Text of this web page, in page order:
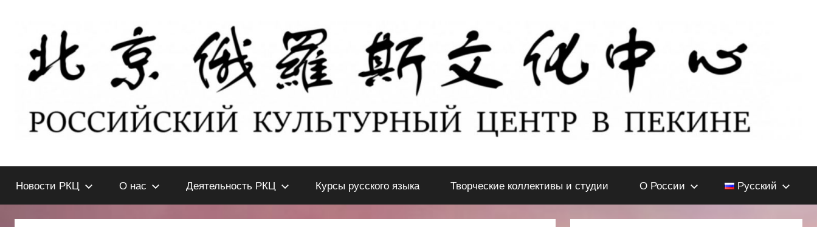
содержимому
北
京
КУЛЬТУРНЫЙ
ЦЕНТР
ПЕКИНЕ
Новости РКЦ О нас Деятельность РКЦ Курсы русского языка Творческие коллективы и студии О России Русский